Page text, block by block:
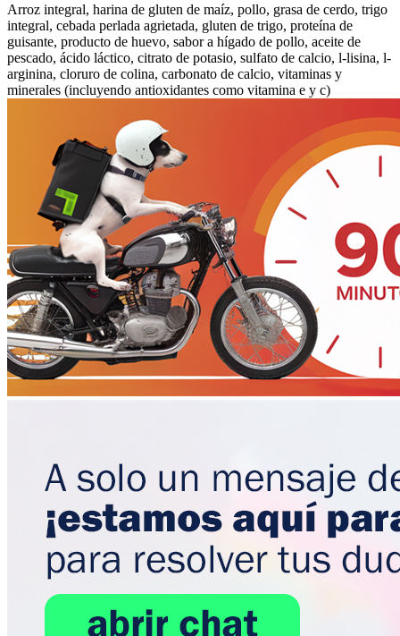
Arroz integral, harina de gluten de maíz, pollo, grasa de cerdo, trigo
integral, cebada perlada agrietada, gluten de trigo, proteína de
guisante, producto de huevo, sabor a hígado de pollo, aceite de
pescado, ácido láctico, citrato de potasio, sulfato de calcio, l-lisina, l-
arginina, cloruro de colina, carbonato de calcio, vitaminas y
minerales (incluyendo antioxidantes como vitamina e y c)